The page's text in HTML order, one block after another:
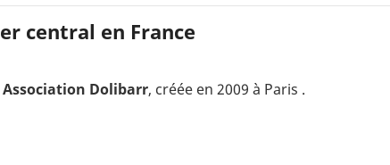
central en France
Association Dolibarr, créée en 2009 à Paris .